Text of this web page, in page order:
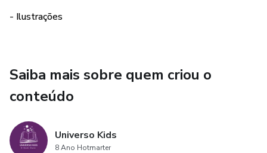
*preço exclusivo na compra da coleção completa*
- Ilustrações
Saiba mais sobre quem criou o
conteúdo
Universo Kids
8 Ano Hotmarter